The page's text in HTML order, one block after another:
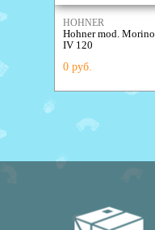
HOHNER
Hohner mod. Morino
IV 120
0 руб.